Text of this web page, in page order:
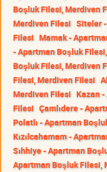
Boşluk Filesi, Merdiven
Merdiven Filesi Siteler
Filesi Mamak -
- Apartman Boşluk
Boşluk Filesi, Merdiven
Filesi, Merdiven Filesi
Merdiven Filesi Kazan
Filesi Çamlıdere -
Polatlı - Apartman
Kızılcahamam -
Sıhhiye - Apartman
Apartman Boşluk Filesi,